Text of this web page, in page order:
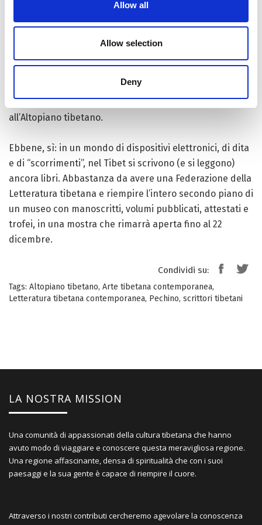
Allow all
Allow selection
Deny
nascita e docente all’Università del Tibet, le cui opere
sono state tradotte in nove lingue compreso l’Italiano,
famoso per il romanzo ‘The Fury Shambhala’ e per
alcuni racconti brevi diventati un film (‘Soul on a String’)
cominciato nel 1976 con la Poesia per poi dedicarsi – e
con successo – alla prosa documentaristica dedicata
all’Altopiano tibetano.
Ebbene, sì: in un mondo di dispositivi elettronici, di dita
e di “scorrimenti”, nel Tibet si scrivono (e si leggono)
ancora libri. Abbastanza da avere una Federazione della
Letteratura tibetana e riempire l’intero secondo piano di
un museo con manoscritti, volumi pubblicati, attestati e
trofei, in una mostra che rimarrà aperta fino al 22
dicembre.
Condividi su:
Tags: Altopiano tibetano, Arte tibetana contemporanea,
Letteratura tibetana contemporanea, Pechino, scrittori tibetani
LA NOSTRA MISSION
Una comunità di appassionati della cultura tibetana che hanno
avuto modo di viaggiare e conoscere questa meravigliosa regione.
Una regione affascinante, densa di spiritualità che con i suoi
paesaggi e la sua gente è capace di riempire il cuore.
Attraverso i nostri contributi cercheremo agevolare la conoscenza